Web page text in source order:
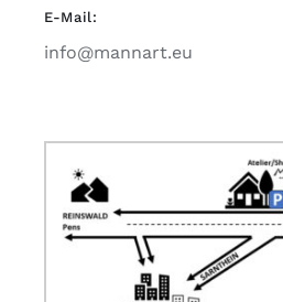
E-Mail:
info@mannart.eu